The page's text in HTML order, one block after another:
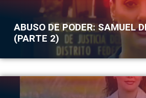
ABUSO DE PODER: SAMUEL
(PARTE 2)